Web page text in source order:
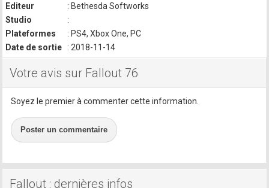
Editeur
: Bethesda Softworks
Studio
:
Plateformes
: PS4, Xbox One, PC
Date de sortie
: 2018-11-14
Votre avis sur Fallout 76
Soyez le premier à commenter cette information.
Poster un commentaire
Fallout : dernières infos